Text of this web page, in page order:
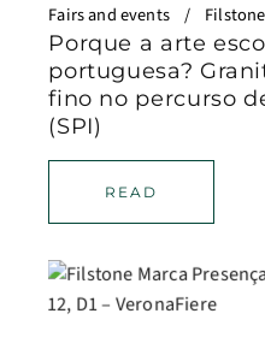
Fairs and events Filstone
Porque a arte
portuguesa?
fino no percurso
(SPI)
READ